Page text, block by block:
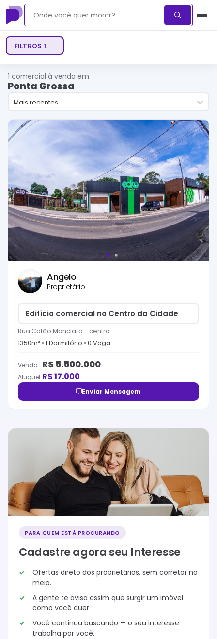
FILTROS 1
1 comercial à venda em
Ponta Grossa
Mais recentes
Angelo
Proprietário
Edifício comercial no Centro da Cidade
Rua Catão Monclaro - centro
1350m² • 1 Dormitório • 0 Vaga
Venda R$ 5.500.000
Aluguel R$17.000
Enviar Mensagem
PARA QUEM ESTÁ PROCURANDO
Cadastre agora seu Interesse
Ofertas direto dos proprietários, sem corretor no
meio.
A gente te avisa assim que surgir um imóvel
como você quer.
Você continua buscando — o seu interesse
trabalha por você.